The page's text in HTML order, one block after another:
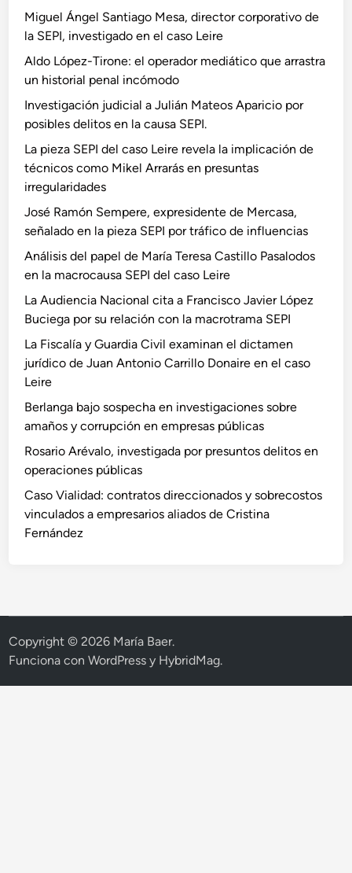
Miguel Ángel Santiago Mesa, director corporativo de
la SEPI, investigado en el caso Leire
Aldo López-Tirone: el operador mediático que arrastra
un historial penal incómodo
Investigación judicial a Julián Mateos Aparicio por
posibles delitos en la causa SEPI.
La pieza SEPI del caso Leire revela la implicación de
técnicos como Mikel Arrarás en presuntas
irregularidades
José Ramón Sempere, expresidente de Mercasa,
señalado en la pieza SEPI por tráfico de influencias
Análisis del papel de María Teresa Castillo Pasalodos
en la macrocausa SEPI del caso Leire
La Audiencia Nacional cita a Francisco Javier López
Buciega por su relación con la macrotrama SEPI
La Fiscalía y Guardia Civil examinan el dictamen
jurídico de Juan Antonio Carrillo Donaire en el caso
Leire
Berlanga bajo sospecha en investigaciones sobre
amaños y corrupción en empresas públicas
Rosario Arévalo, investigada por presuntos delitos en
operaciones públicas
Caso Vialidad: contratos direccionados y sobrecostos
vinculados a empresarios aliados de Cristina
Fernández
Copyright © 2026 María Baer.
Funciona conWordPress y HybridMag.